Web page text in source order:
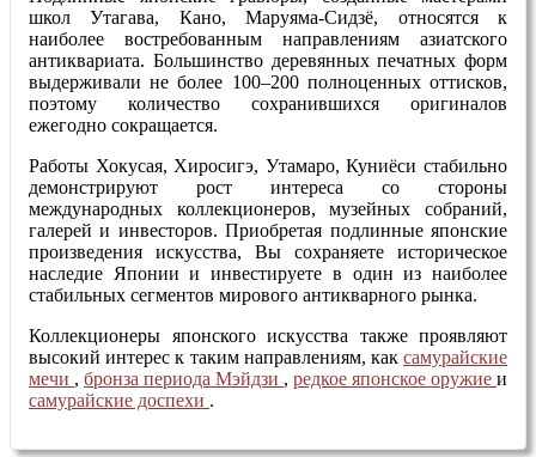
школ Утагава, Кано, Маруяма-Сидзё, относятся к
наиболее востребованным направлениям азиатского
антиквариата. Большинство деревянных печатных форм
выдерживали не более 100–200 полноценных оттисков,
поэтому количество сохранившихся оригиналов
ежегодно сокращается.
Работы Хокусая, Хиросигэ, Утамаро, Куниёси стабильно
демонстрируют рост интереса со стороны
международных коллекционеров, музейных собраний,
галерей и инвесторов. Приобретая подлинные японские
произведения искусства, Вы сохраняете историческое
наследие Японии и инвестируете в один из наиболее
стабильных сегментов мирового антикварного рынка.
Коллекционеры японского искусства также проявляют
высокий интерес к таким направлениям, как самурайские
мечи , бронза периода Мэйдзи , редкое японское оружие и
самурайские доспехи .